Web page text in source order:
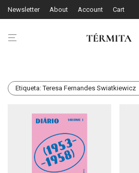
Newsletter About Account Cart
Etiqueta:Teresa Fernandes Swiatkiewicz